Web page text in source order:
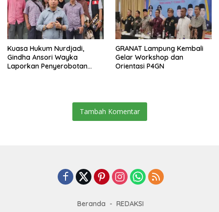
Kuasa Hukum Nurdjadi,
Gindha Ansori Wayka
Laporkan Penyerobotan
GRANAT Lampung Kembali
Gelar Workshop dan
Orientasi P4GN
Tambah Komentar
Beranda REDAKSI